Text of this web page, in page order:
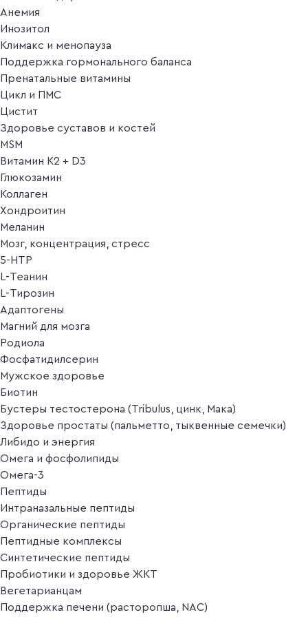
Анемия
Инозитол
Климакс и менопауза
Поддержка гормонального баланса
Пренатальные витамины
Цикл и ПМС
Цистит
Здоровье суставов и костей
MSM
Витамин K2 + D3
Глюкозамин
Коллаген
Хондроитин
Меланин
Мозг, концентрация, стресс
5-HTP
L-Теанин
L-Тирозин
Адаптогены
Магний для мозга
Родиола
Фосфатидилсерин
Мужское здоровье
Биотин
Бустеры тестостерона (Tribulus, цинк, Мака)
Здоровье простаты (пальметто, тыквенные семечки)
Либидо и энергия
Омега и фосфолипиды
Омега-3
Пептиды
Интраназальные пептиды
Органические пептиды
Пептидные комплексы
Синтетические пептиды
Пробиотики и здоровье ЖКТ
Вегетарианцам
Поддержка печени (расторопша, NAC)